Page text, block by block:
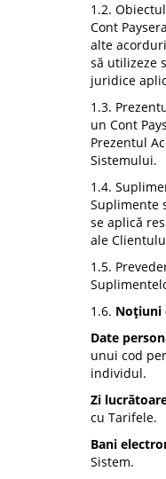
1.2.
Cont
alte
să utilizeze
juridice
1.3.
un Cont
Prezentul
Sistemului.
1.4.
Suplimente
se aplică
ale
1.5.
1.6. Noțiuni
Date
unui cod
individul.
Zi
cu Tarifele.
Bani
Sistem.